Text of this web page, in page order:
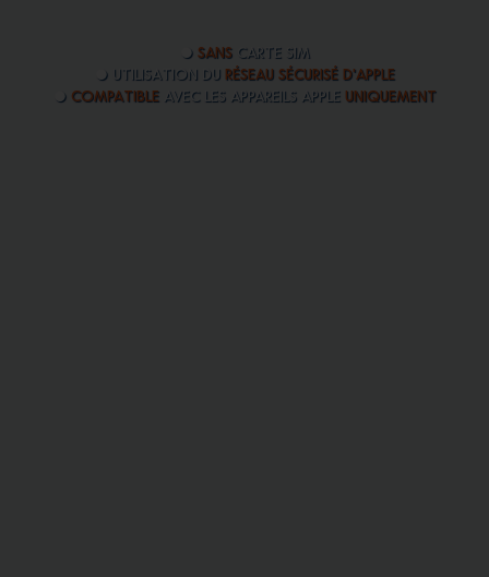
● SANScarte sim
● Utilisation du réseau sécurisé d'Apple
● Compatibleavec les appareils Apple uniquement